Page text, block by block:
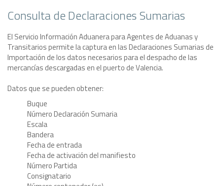
Consulta de Declaraciones Sumarias
El Servicio Información Aduanera para Agentes de Aduanas y
Transitarios permite la captura en las Declaraciones Sumarias de
Importación de los datos necesarios para el despacho de las
mercancías descargadas en el puerto de Valencia.
Datos que se pueden obtener:
Buque
Número Declaración Sumaria
Escala
Bandera
Fecha de entrada
Fecha de activación del manifiesto
Número Partida
Consignatario